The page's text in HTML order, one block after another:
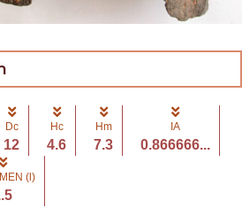
Dc
12
Hc
4.6
Hm
7.3
IA
0.866666...
(l)